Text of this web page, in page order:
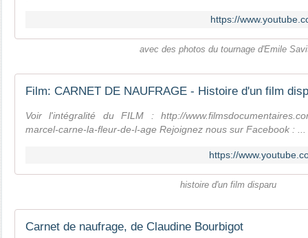
https://
avec des photos du tournage d'Emile
Film: CARNET DE NAUFRAGE - Histoire d'un film
Voir l'intégralité du FILM : http://
marcel-carne-la-fleur-de-l-age Rejoignez nous sur Facebook : ...
https://
histoire d'un film disparu
Carnet de naufrage, de Claudine Bourbigot